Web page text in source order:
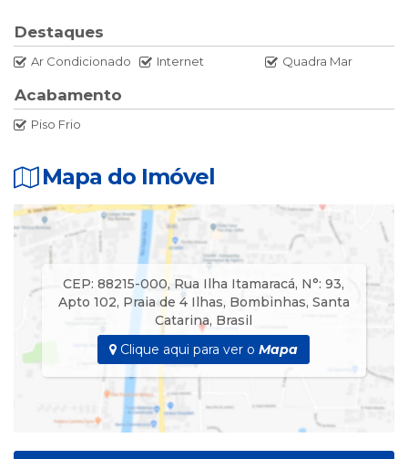
* Internet sem fio
* 01 vaga de garagem por apartamento.
E MÉDIO.(VAGA ABERTA E DESCOBERTA)
VAGA DE GARAGEM NÃO PERMITE ESTACIONAR
CAMINHONETE E CARRO GRANDE.
Acomodação ideal para casal com 2 crianças no sofa
cama(sala)
e possui um colchão solteiro avulso.
NÃO ACOMODAM 04 ADULTOS.
INTERNET WI FI
Destaques
Ar Condicionado Internet Quadra Mar
Acabamento
Piso Frio
Mapa do Imóvel
CEP: 88215-000, Rua Ilha Itamaracá, N°: 93,
Apto 102, Praia de 4 Ilhas, Bombinhas, Santa
Catarina, Brasil
Clique aqui para ver oMapa